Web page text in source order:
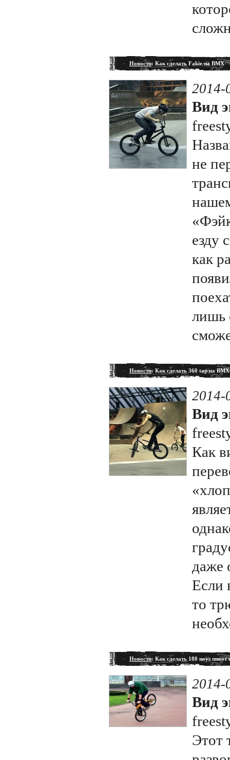
Новости: Как сделать Fakie на BMX
2014-
Вид
не
езду
как
лишь
Новости: Как сделать 360 tap на BMX
2014-
Вид
Как
даже
Если
то
Новости: Как сделать 180 ноуз пивот
2014-
Вид
Этот